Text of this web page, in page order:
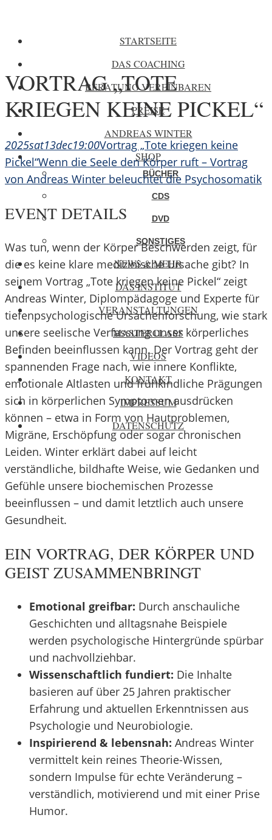
STARTSEITE
DAS COACHING
BERATUNG VEREINBAREN
PREISE
ANDREAS WINTER
SHOP
BÜCHER
CDS
DVD
SONSTIGES
NEWS & MEHR
DAS INSTITUT
VERANSTALTUNGEN
MASTERCLASS
VIDEOS
KONTAKT
IMPRESSUM
DATENSCHUTZ
VORTRAG „TOTE
KRIEGEN KEINE PICKEL“
2025sat13dec19:00Vortrag „Tote kriegen keine
Pickel“Wenn die Seele den Körper ruft – Vortrag
von Andreas Winter beleuchtet die Psychosomatik
EVENT DETAILS
Was tun, wenn der Körper Beschwerden zeigt, für
die es keine klare medizinische Ursache gibt? In
seinem Vortrag „Tote kriegen keine Pickel“ zeigt
Andreas Winter, Diplompädagoge und Experte für
tiefenpsychologische Ursachenforschung, wie stark
unsere seelische Verfassung unser körperliches
Befinden beeinflussen kann. Der Vortrag geht der
spannenden Frage nach, wie innere Konflikte,
emotionale Altlasten und frühkindliche Prägungen
sich in körperlichen Symptomen ausdrücken
können – etwa in Form von Hautproblemen,
Migräne, Erschöpfung oder sogar chronischen
Leiden. Winter erklärt dabei auf leicht
verständliche, bildhafte Weise, wie Gedanken und
Gefühle unsere biochemischen Prozesse
beeinflussen – und damit letztlich auch unsere
Gesundheit.
EIN VORTRAG, DER KÖRPER UND
GEIST ZUSAMMENBRINGT
Emotional greifbar: Durch anschauliche
Geschichten und alltagsnahe Beispiele
werden psychologische Hintergründe spürbar
und nachvollziehbar.
Wissenschaftlich fundiert: Die Inhalte
basieren auf über 25 Jahren praktischer
Erfahrung und aktuellen Erkenntnissen aus
Psychologie und Neurobiologie.
Inspirierend & lebensnah: Andreas Winter
vermittelt kein reines Theorie-Wissen,
sondern Impulse für echte Veränderung –
verständlich, motivierend und mit einer Prise
Humor.